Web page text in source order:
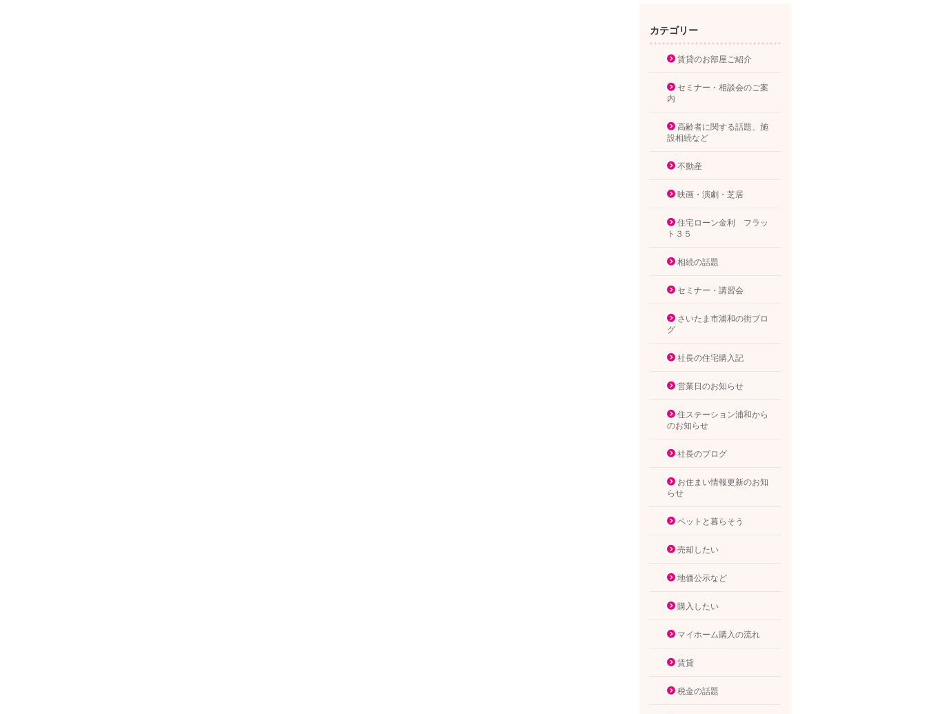
カテゴリー
賃貸のお部屋ご紹介
セミナー・相談会のご案
内
高齢者に関する話題、施
設相続など
不動産
映画・演劇・芝居
住宅ローン金利 フラッ
ト３５
相続の話題
セミナー・講習会
さいたま市浦和の街ブロ
グ
社長の住宅購入記
営業日のお知らせ
住ステーション浦和から
のお知らせ
社長のブログ
お住まい情報更新のお知
らせ
ペットと暮らそう
売却したい
地価公示など
購入したい
マイホーム購入の流れ
賃貸
税金の話題